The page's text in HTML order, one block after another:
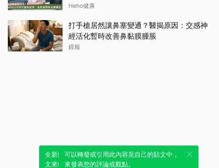
Heho健康
打手槍居然讓鼻塞變通？醫揭原因：交感神
經活化暫時改善鼻黏膜腫脹
鏡報
全新體驗！一鍵引用此內容，透過發布貼
文來輕鬆表達個人立場。
可以轉發或引用此內容至自己的貼文中，
來發表您的評論或觀點。